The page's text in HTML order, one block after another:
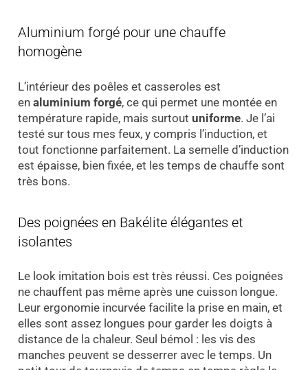
Aluminium forgé pour une chauffe
homogène
L’intérieur des poêles et casseroles est
en aluminium forgé, ce qui permet une montée en
température rapide, mais surtout uniforme. Je l’ai
testé sur tous mes feux, y compris l’induction, et
tout fonctionne parfaitement. La semelle d’induction
est épaisse, bien fixée, et les temps de chauffe sont
très bons.
Des poignées en Bakélite élégantes et
isolantes
Le look imitation bois est très réussi. Ces poignées
ne chauffent pas même après une cuisson longue.
Leur ergonomie incurvée facilite la prise en main, et
elles sont assez longues pour garder les doigts à
distance de la chaleur. Seul bémol : les vis des
manches peuvent se desserrer avec le temps. Un